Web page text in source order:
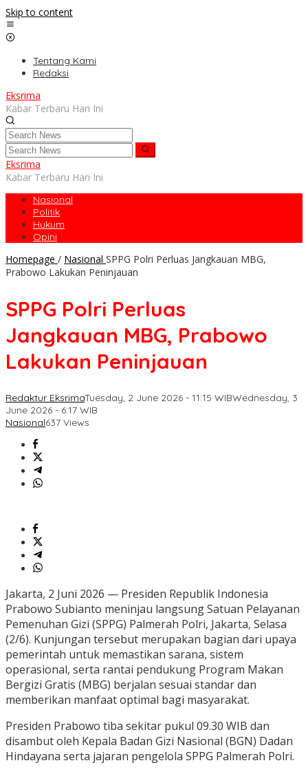
Skip to content
Tentang Kami
Redaksi
Eksrima
Kabar Terbaru Hari Ini
Eksrima
Kabar Terbaru Hari Ini
Nasional
Politik
Hukum
Opini
Homepage / Nasional SPPG Polri Perluas Jangkauan MBG,
Prabowo Lakukan Peninjauan
SPPG Polri Perluas
Jangkauan MBG, Prabowo
Lakukan Peninjauan
Redaktur EksrimaTuesday, 2 June 2026 - 11:15 WIBWednesday, 3
June 2026 - 6:17 WIB
Nasional637 Views
Jakarta, 2 Juni 2026 — Presiden Republik Indonesia
Prabowo Subianto meninjau langsung Satuan Pelayanan
Pemenuhan Gizi (SPPG) Palmerah Polri, Jakarta, Selasa
(2/6). Kunjungan tersebut merupakan bagian dari upaya
pemerintah untuk memastikan sarana, sistem
operasional, serta rantai pendukung Program Makan
Bergizi Gratis (MBG) berjalan sesuai standar dan
memberikan manfaat optimal bagi masyarakat.
Presiden Prabowo tiba sekitar pukul 09.30 WIB dan
disambut oleh Kepala Badan Gizi Nasional (BGN) Dadan
Hindayana serta jajaran pengelola SPPG Palmerah Polri.